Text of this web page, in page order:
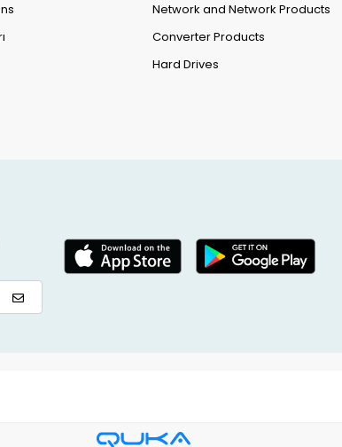
Network and Network Products
Converter Products
Hard Drives